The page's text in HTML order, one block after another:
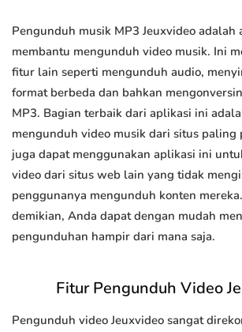
Pengunduh musik MP3 Jeuxvideo adalah
membantu mengunduh video musik. Ini
fitur lain seperti mengunduh audio,
format berbeda dan bahkan
MP3. Bagian terbaik dari aplikasi ini
mengunduh video musik dari situs paling
juga dapat menggunakan aplikasi ini
video dari situs web lain yang tidak
penggunanya mengunduh konten
demikian, Anda dapat dengan mudah
pengunduhan hampir dari mana saja.
Fitur Pengunduh Video
Pengunduh video Jeuxvideo sangat